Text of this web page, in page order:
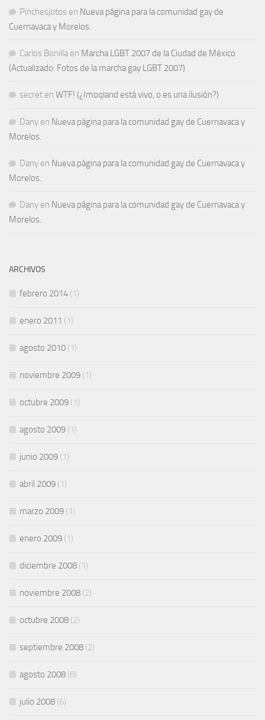
Pinchesjotos en Nueva página para la comunidad gay de
Cuernavaca y Morelos.
Carlos Bonilla en Marcha LGBT 2007 de la Ciudad de México
(Actualizado: Fotos de la marcha gay LGBT 2007)
secret en WTF! (¿Imoqland está vivo, o es una ilusión?)
Dany en Nueva página para la comunidad gay de Cuernavaca y
Morelos.
Dany en Nueva página para la comunidad gay de Cuernavaca y
Morelos.
Dany en Nueva página para la comunidad gay de Cuernavaca y
Morelos.
ARCHIVOS
febrero 2014 (1)
enero 2011 (1)
agosto 2010 (1)
noviembre 2009 (1)
octubre 2009 (1)
agosto 2009 (1)
junio 2009 (1)
abril 2009 (1)
marzo 2009 (1)
enero 2009 (1)
diciembre 2008 (1)
noviembre 2008 (2)
octubre 2008 (2)
septiembre 2008 (2)
agosto 2008 (8)
julio 2008 (6)